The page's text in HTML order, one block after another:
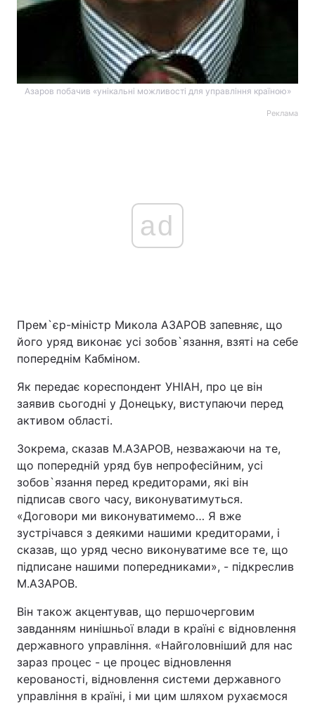
Азаров побачив «унікальні можливості для управління країною»
Реклама
ad
Прем`єр-міністр Микола АЗАРОВ запевняє, що
його уряд виконає усі зобов`язання, взяті на себе
попереднім Кабміном.
Як передає кореспондент УНІАН, про це він
заявив сьогодні у Донецьку, виступаючи перед
активом області.
Зокрема, сказав М.АЗАРОВ, незважаючи на те,
що попередній уряд був непрофесійним, усі
зобов`язання перед кредиторами, які він
підписав свого часу, виконуватимуться.
«Договори ми виконуватимемо… Я вже
зустрічався з деякими нашими кредиторами, і
сказав, що уряд чесно виконуватиме все те, що
підписане нашими попередниками», - підкреслив
М.АЗАРОВ.
Він також акцентував, що першочерговим
завданням нинішньої влади в країні є відновлення
державного управління. «Найголовніший для нас
зараз процес - це процес відновлення
керованості, відновлення системи державного
управління в країні, і ми цим шляхом рухаємося